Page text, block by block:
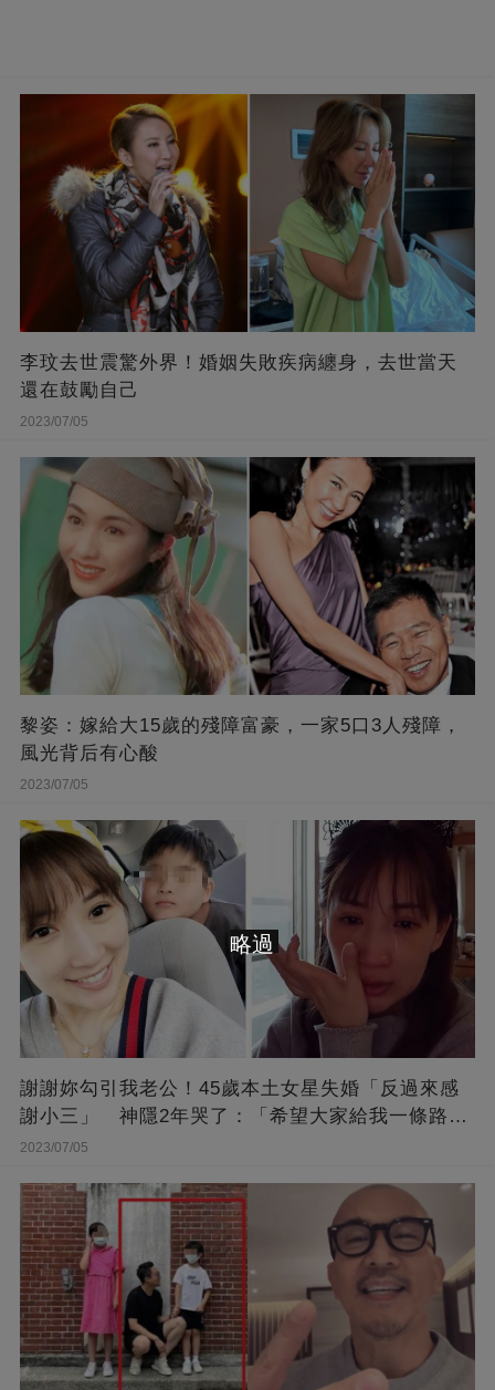
李玟去世震驚外界！婚姻失敗疾病纏身，去世當天
還在鼓勵自己
2023/07/05
黎姿：嫁給大15歲的殘障富豪，一家5口3人殘障，
風光背后有心酸
2023/07/05
謝謝妳勾引我老公！45歲本土女星失婚「反過來感
謝小三」 神隱2年哭了：「希望大家給我一條路
走...」
2023/07/05
略過